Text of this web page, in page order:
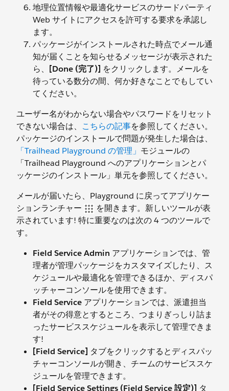
地理位置情報や最適化サービスのサードパーティ
Web サイトにアクセスを許可する要求を承認し
ます。
パッケージがインストールされた時点でメール通
知が届くことを知らせるメッセージが表示された
ら、 [Done (完了)] をクリックします。メールを
待っている数分の間、何か好きなことでもしてい
てください。
ユーザー名がわからない場合やパスワードをリセット
できない場合は、 こちらの記事を参照してください。
パッケージのインストールで問題が発生した場合は、
「Trailhead Playground の管理」 モジュールの
「Trailhead Playground へのアプリケーションとパ
ッケージのインストール」単元を参照してください。
メールが届いたら、Playground に戻ってアプリケー
ションランチャー
を開きます。新しいツールが表
示されています! 特に重要なのは次の 4 つのツールで
す。
Field Service Admin アプリケーションでは、管
理者が管理パッケージをカスタマイズしたり、ス
ケジュールや最適化を管理できるほか、ディスパ
ッチャーコンソールを使用できます。
Field Service アプリケーションでは、派遣担当
者がその得意とするところ、つまりぎっしり詰ま
ったサービススケジュールを表示して管理できま
す!
[Field Service] タブをクリックするとディスパッ
チャーコンソールが開き、チームのサービススケ
ジュールを管理できます。
[Field Service Settings (Field Service 設定)] タ